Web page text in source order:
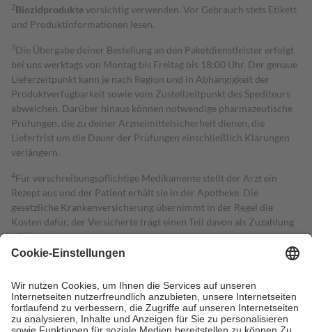
2Biozidproduktevorsichtig verwenden. Vor Gebrauch stets Etikett
und Produktinformationen lesen.
3Die Übergabe deiner Bestellung an den Paketdienstleister erfolgt
bei uns werktags von Montag bis Freitag bis 18:00 Uhr. Der genaue
Lieferzeitpunkt kann je nach Region und in Abhängigkeit der
Produktverfügbarkeit sowie vom Zustellzeitpunkt des Spediteurs
abweichen. Darüber hinaus können notwendige pharmazeutische
Prüfungen, die zu deiner Arzneimittelsicherheit dienen, die
Lieferfrist um die Dauer der Prüfungen einschließlich Klärungen
verlängern.
4Für verschreibungspflichtige Medikamente stellt der Arzt ein
Rezept aus und der Patient erhält sie in der Apotheke. Die
gesetzliche Krankenversicherung übernimmt in der Regel die
Kosten dafür, der Versicherte trägt einen Teil davon als Zuzahlung
mit.
Grundsätzlich leisten Mitglieder Zuzahlungen in Höhe von zehn
höchstens zehn Euro.
Es sind jedoch nie mehr als die tatsächlichen
Kosten der Leistung zu entrichten.
Diese Regeln gelten grundsätzlich auch für Online-Apotheken.
Bei Heilmitteln und häuslicher Krankenpflege beträgt die